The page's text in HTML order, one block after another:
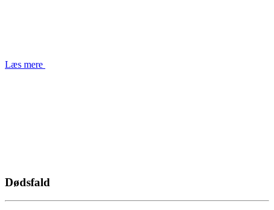
Læs mere
Dødsfald